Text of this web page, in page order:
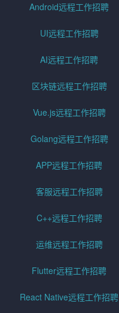
Android远程工作招聘
UI远程工作招聘
AI远程工作招聘
区块链远程工作招聘
Vue.js远程工作招聘
Golang远程工作招聘
APP远程工作招聘
客服远程工作招聘
C++远程工作招聘
运维远程工作招聘
Flutter远程工作招聘
React Native远程工作招聘